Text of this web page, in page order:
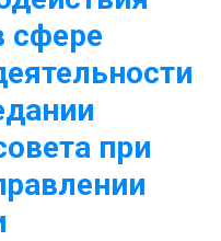
сфере
при